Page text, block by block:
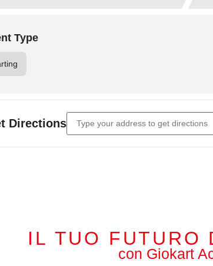
Type
Directions
Address - Italcorse K100 L6 []
IL TUO FUTURO
con Giokart